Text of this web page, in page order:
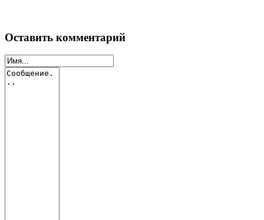
Оставить комментарий